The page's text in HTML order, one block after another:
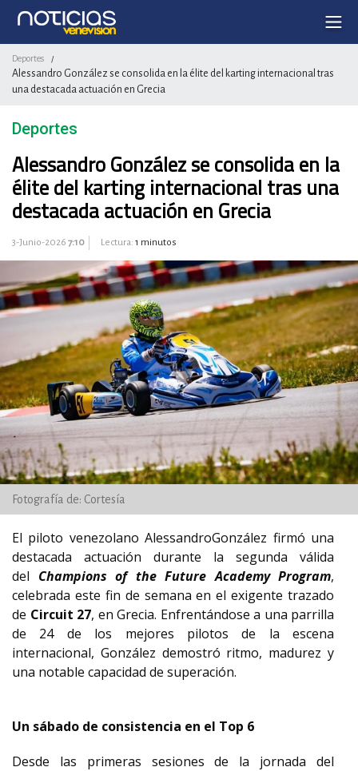
Deportes /
Alessandro González se consolida en la élite del karting internacional tras
una destacada actuación en Grecia
Deportes
Alessandro González se consolida en la
élite del karting internacional tras una
destacada actuación en Grecia
3-Junio-2026 7:10 Lectura: 1 minutos
Fotografía de: Cortesía
El piloto venezolano AlessandroGonzález firmó una
destacada actuación durante la segunda válida
del Champions of the Future Academy Program,
celebrada este fin de semana en el exigente trazado
de Circuit 27, en Grecia. Enfrentándose a una parrilla
de 24 de los mejores pilotos de la escena
internacional, González demostró ritmo, madurez y
una notable capacidad de superación.
Un sábado de consistencia en el Top 6
Desde las primeras sesiones de la jornada del